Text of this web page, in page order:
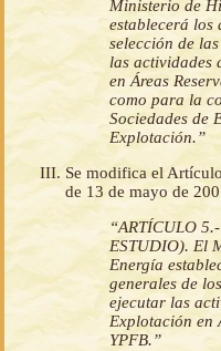
Ministerio de
establecerá los
selección de
las actividades
en Áreas
como para la
Sociedades de
Explotación.”
Se modifica el
de 13 de mayo de
“ARTÍCULO
ESTUDIO). El
Energía
generales de
ejecutar las
Explotación en
YPFB.”